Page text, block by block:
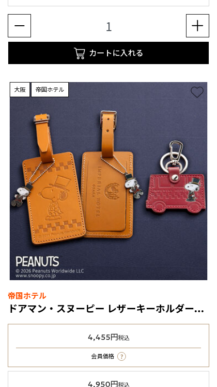
カートに入れる
大阪 帝国ホテル
帝国ホテル
ドアマン・スヌーピー レザーキーホルダー&バゲッジタグ
4,455円税込
会員価格 ?
4,950円税込